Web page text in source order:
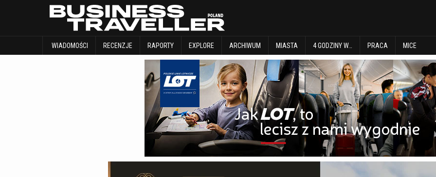
WIADOMOŚCI RECENZJE RAPORTY EXPLORE ARCHIWUM MIASTA 4 GODZINY W… PRACA MICE
WIADOMOŚCI RECENZJE